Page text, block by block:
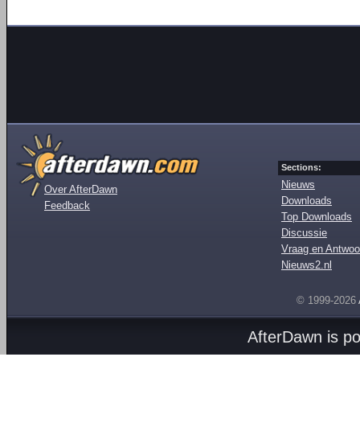
Over AfterDawn
Feedback
Sections:
Nieuws
Downloads
Top Downloads
Discussie
Vraag en
Nieuws2.nl
© 1999-2026
AfterDawn is